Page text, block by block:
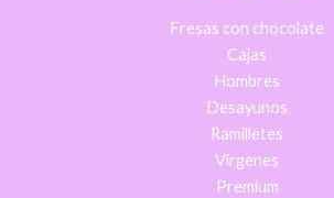
Fresas con chocolate
Cajas
Hombres
Desayunos
Ramilletes
Virgenes
Premium